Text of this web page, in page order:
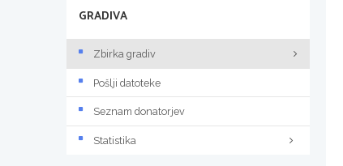
GRADIVA
Zbirka gradiv
Pošlji datoteke
Seznam donatorjev
Statistika